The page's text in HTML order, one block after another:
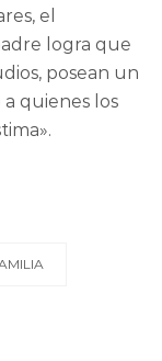
el
logra que
posean un
quienes los